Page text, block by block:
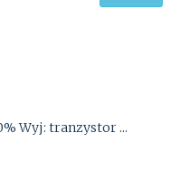
Wyj: tranzystor ...